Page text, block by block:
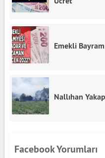
Emekli
Nallıhan
Facebook Yorumları